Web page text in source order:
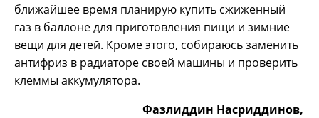
ближайшее время планирую купить сжиженный
газ в баллоне для приготовления пищи и зимние
вещи для детей. Кроме этого, собираюсь заменить
антифриз в радиаторе своей машины и проверить
клеммы аккумулятора.
Фазлиддин Насриддинов,